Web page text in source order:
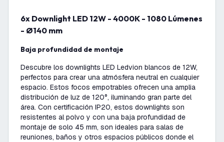
6x Downlight LED 12W - 4000K - 1080 Lúmenes
- Ø140 mm
Baja profundidad de montaje
Descubre los downlights LED Ledvion blancos de 12W,
perfectos para crear una atmósfera neutral en cualquier
espacio. Estos focos empotrables ofrecen una amplia
distribución de luz de 120°, iluminando gran parte del
área. Con certificación IP20, estos downlights son
resistentes al polvo y con una baja profundidad de
montaje de solo 45 mm, son ideales para salas de
reuniones, baños y otros espacios públicos donde el